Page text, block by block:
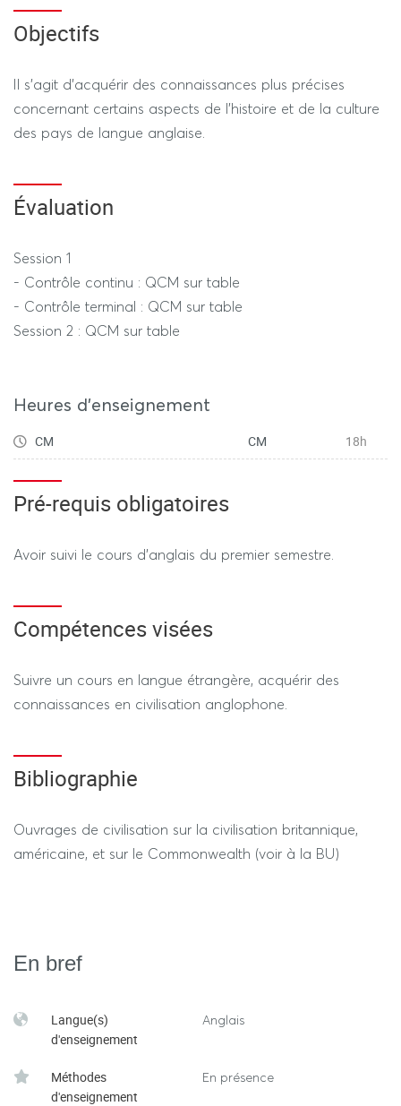
Objectifs
Il s'agit d'acquérir des connaissances plus précises
concernant certains aspects de l'histoire et de la culture
des pays de langue anglaise.
Évaluation
Session 1
- Contrôle continu : QCM sur table
- Contrôle terminal : QCM sur table
Session 2 : QCM sur table
Heures d'enseignement
CM CM 18h
Pré-requis obligatoires
Avoir suivi le cours d'anglais du premier semestre.
Compétences visées
Suivre un cours en langue étrangère, acquérir des
connaissances en civilisation anglophone.
Bibliographie
Ouvrages de civilisation sur la civilisation britannique,
américaine, et sur le Commonwealth (voir à la BU)
En bref
Langue(s)
d'enseignement
Anglais
Méthodes
d'enseignement
En présence